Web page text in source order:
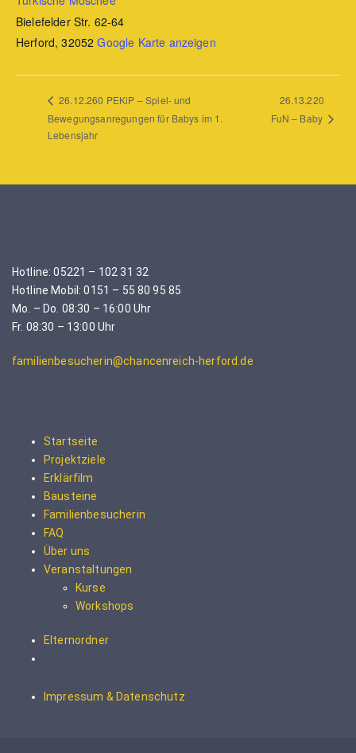
Bielefelder Str. 62-64
Herford, 32052 Google Karte anzeigen
26.12.260 PEKiP – Spiel- und
Bewegungsanregungen für Babys im 1.
Lebensjahr
26.13.220
FuN – Baby
Hotline: 05221 – 102 31 32
Hotline Mobil: 0151 – 55 80 95 85
Mo. – Do. 08:30 – 16:00 Uhr
Fr. 08:30 – 13:00 Uhr
familienbesucherin@chancenreich-herford.de
Startseite
Projektziele
Erklärfilm
Bausteine
Familienbesucherin
FAQ
Über uns
Veranstaltungen
Kurse
Workshops
Elternordner
Impressum & Datenschutz